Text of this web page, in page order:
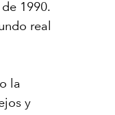
1990.
real
la
y